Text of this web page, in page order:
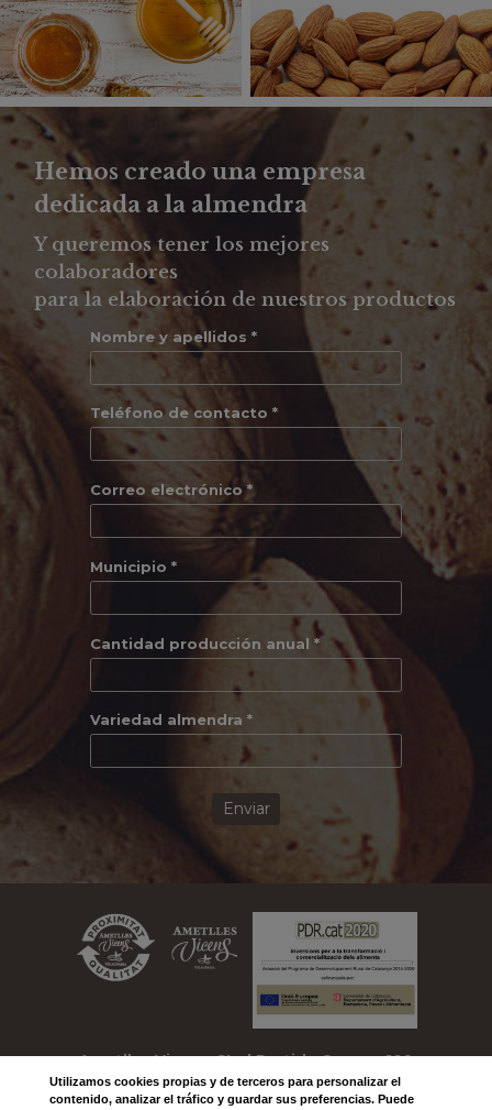
Hemos creado una empresa
dedicada a la almendra
Y queremos tener los mejores
colaboradores
para la elaboración de nuestros productos
Nombre y apellidos *
Teléfono de contacto *
Correo electrónico *
Municipio *
Cantidad producción anual *
Variedad almendra *
Enviar
Ametlles Vicens, SL
| Partida Comas, 109
| 25330 VILAGRASSA
Utilizamos cookiespropias y de terceros para personalizar el
contenido, analizar el tráfico y guardar sus preferencias. Puede